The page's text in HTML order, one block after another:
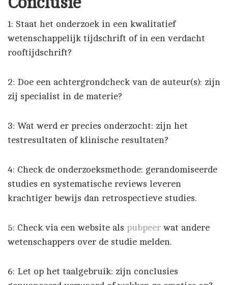
1: Staat het onderzoek in een kwalitatief
wetenschappelijk tijdschrift of in een verdacht
rooftijdschrift?
2: Doe een achtergrondcheck van de auteur(s): zijn
zij specialist in de materie?
3: Wat werd er precies onderzocht: zijn het
testresultaten of klinische resultaten?
4: Check de onderzoeksmethode: gerandomiseerde
studies en systematische reviews leveren
krachtiger bewijs dan retrospectieve studies.
5: Check via een website als pubpeer wat andere
wetenschappers over de studie melden.
6: Let op het taalgebruik: zijn conclusies